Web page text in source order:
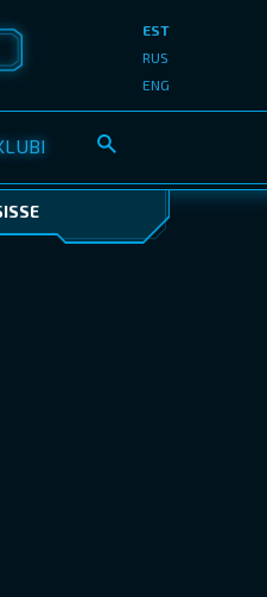
EST
RUS
ENG